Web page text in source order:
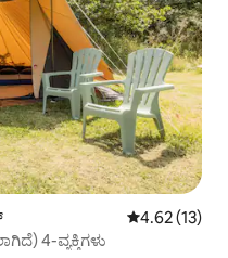
5 ರಲ್ಲಿ 4.62
4.62 (13)
4-ವ್ಯಕ್ತಿಗಳು